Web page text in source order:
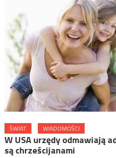
ŚWIAT WIADOMOŚCI
W USA urzędy odmawiają
są chrześcijanami